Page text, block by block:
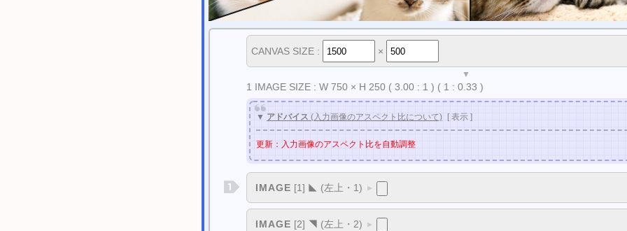
CANVAS SIZE : ×
▼
1 IMAGE SIZE : W 750 × H 250 ( 3.00 : 1 ) ( 1 : 0.33 )
▼ アドバイス (入力画像のアスペクト比について) [ 表示 ]
更新：入力画像のアスペクト比を自動調整
IMAGE [1] ◣ (左上・1) ▼
IMAGE [2] ◥ (左上・2) ▼